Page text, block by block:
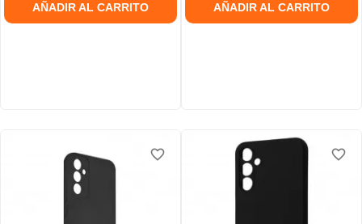
AÑADIR AL CARRITO AÑADIR AL CARRITO
favorite_border
favorite_border
favorite_border favorite_border
favorite_border
favorite_border